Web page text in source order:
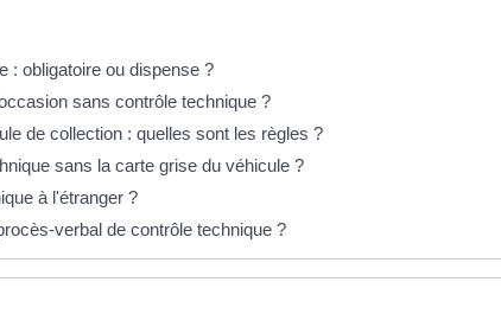
: obligatoire ou dispense ?
sans contrôle technique ?
de collection : quelles sont les règles ?
sans la carte grise du véhicule ?
à l'étranger ?
verbal de contrôle technique ?